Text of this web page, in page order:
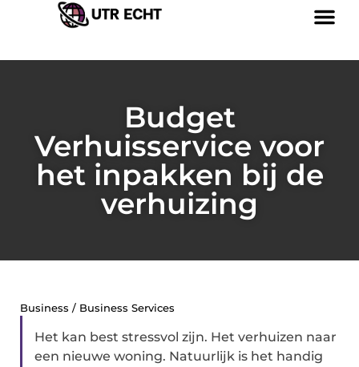
Budget
Verhuisservice voor
het inpakken bij de
verhuizing
Business / Business Services
Het kan best stressvol zijn. Het verhuizen naar
een nieuwe woning. Natuurlijk is het handig